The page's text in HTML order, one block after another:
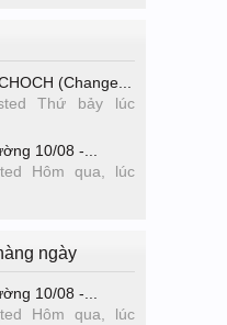
(Change...
Thứ bảy lúc
10/08 -...
Hôm qua, lúc
ngày
10/08 -...
Hôm qua, lúc